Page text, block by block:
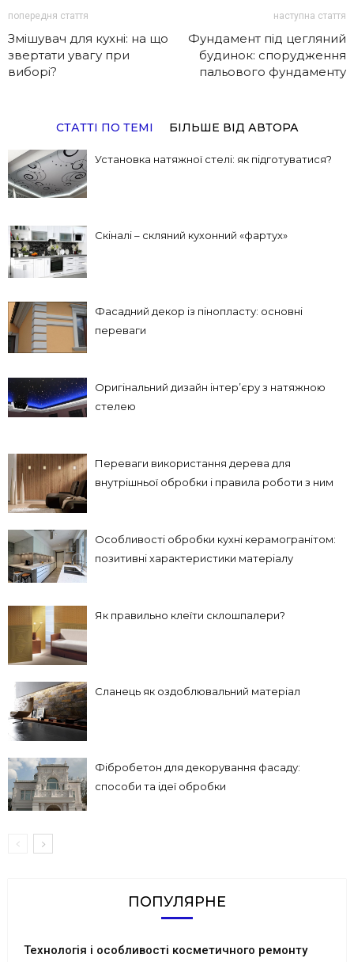
попередня стаття
Змішувач для кухні: на що
звертати увагу при
виборі?
наступна стаття
Фундамент під цегляний
будинок: спорудження
пальового фундаменту
СТАТТІ ПО ТЕМІ БІЛЬШЕ ВІД АВТОРА
Установка натяжної стелі: як підготуватися?
Скіналі – скляний кухонний «фартух»
Фасадний декор із пінопласту: основні
переваги
Оригінальний дизайн інтер’єру з натяжною
стелею
Переваги використання дерева для
внутрішньої обробки і правила роботи з ним
Особливості обробки кухні керамогранітом:
позитивні характеристики матеріалу
Як правильно клеїти склошпалери?
Сланець як оздоблювальний матеріал
Фібробетон для декорування фасаду:
способи та ідеї обробки
ПОПУЛЯРНЕ
Технологія і особливості косметичного ремонту